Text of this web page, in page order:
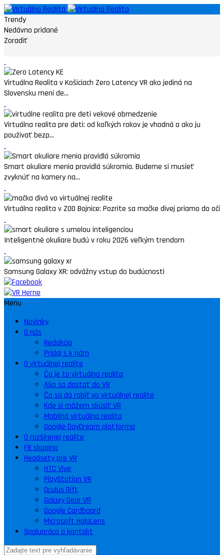
Trendy
Nedávno pridané
Zoradiť
Virtuálna Realita v Košiciach Zero Latency VR ako jediná na
Slovensku mení de...
Virtuálna realita pre deti: od koľkých rokov je vhodná a ako ju
používať bezp...
Smart okuliare menia pravidlá súkromia. Budeme si musieť
zvyknúť na kamery na...
Virtuálna realita v ZOO Bojnice: Pozrite sa mačke divej priamo do očí
Inteligentné okuliare budú v roku 2026 veľkým trendom
Samsung Galaxy XR: odvážny vstup do budúcnosti
Menu
Novinky
O nás
Redakcia
Pridaj s k nám
O virtuálnej realite
Čo je to virtuálna realita
Ako sa dostať do VR
Čo sa dá robiť vo virtuálnej realite
Kde si môžem skúsiť VR
Mobilná virtuálna realita
Google DayDream platforma
O rozšírenej realite
FB skupina
Headsety pre VR
HTC Vive
PlayStation VR
Oculus Rift
Galaxy Gear VR
Google Cardboard
Microsoft HoloLens
Spolupráca a kontakt